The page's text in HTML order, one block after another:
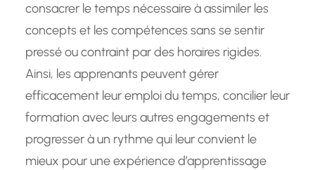
consacrer le temps nécessaire à assimiler les
concepts et les compétences sans se sentir
pressé ou contraint par des horaires rigides.
Ainsi, les apprenants peuvent gérer
efficacement leur emploi du temps, concilier leur
formation avec leurs autres engagements et
progresser à un rythme qui leur convient le
mieux pour une expérience d’apprentissage